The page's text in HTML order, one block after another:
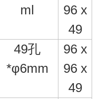
ml
96 x
49
49孔
*φ6mm
96 x
96 x
49